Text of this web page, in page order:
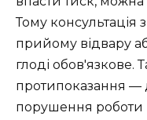
Тому консультація
прийому відвару
глоді обов'язкове.
протипоказання —
порушення роботи